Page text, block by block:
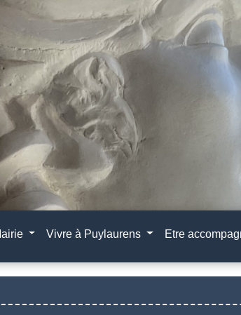
Vivre à Puylaurens Etre